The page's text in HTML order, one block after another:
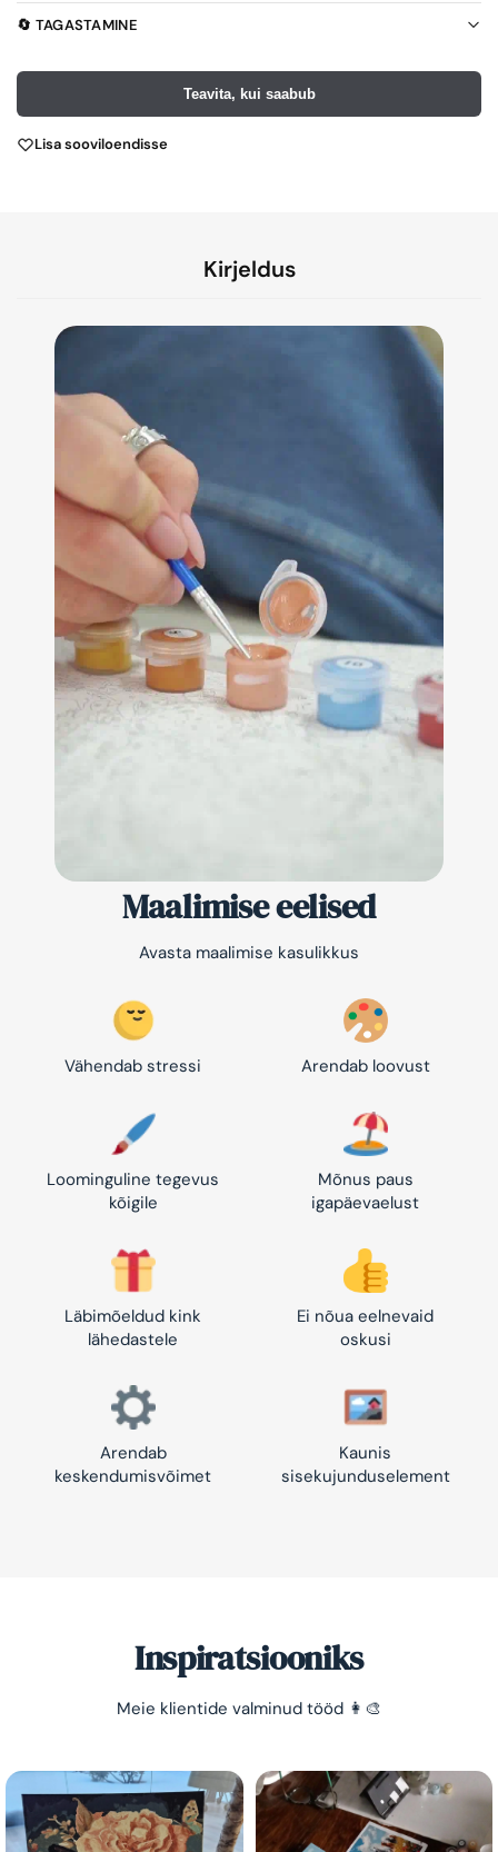
🔄 TAGASTAMINE
Teavita, kui saabub
Lisa sooviloendisse
Kirjeldus
Maalimise eelised
Avasta maalimise kasulikkus
Vähendab stressi Arendab loovust
Loominguline tegevus
kõigile
Mõnus paus
igapäevaelust
Läbimõeldud kink
lähedastele
Ei nõua eelnevaid
oskusi
Arendab
keskendumisvõimet
Kaunis
sisekujunduselement
Inspiratsiooniks
Meie klientide valminud tööd 👩‍🎨